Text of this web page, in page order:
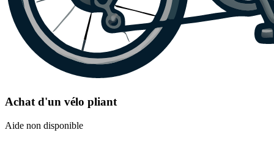
Achat d'un vélo pliant
Aide non disponible